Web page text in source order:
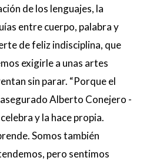
de los lenguajes, la
entre cuerpo, palabra y
de feliz indisciplina, que
exigirle a unas artes
sin parar. “Porque el
Alberto Conejero -
y la hace propia.
Somos también
pero sentimos